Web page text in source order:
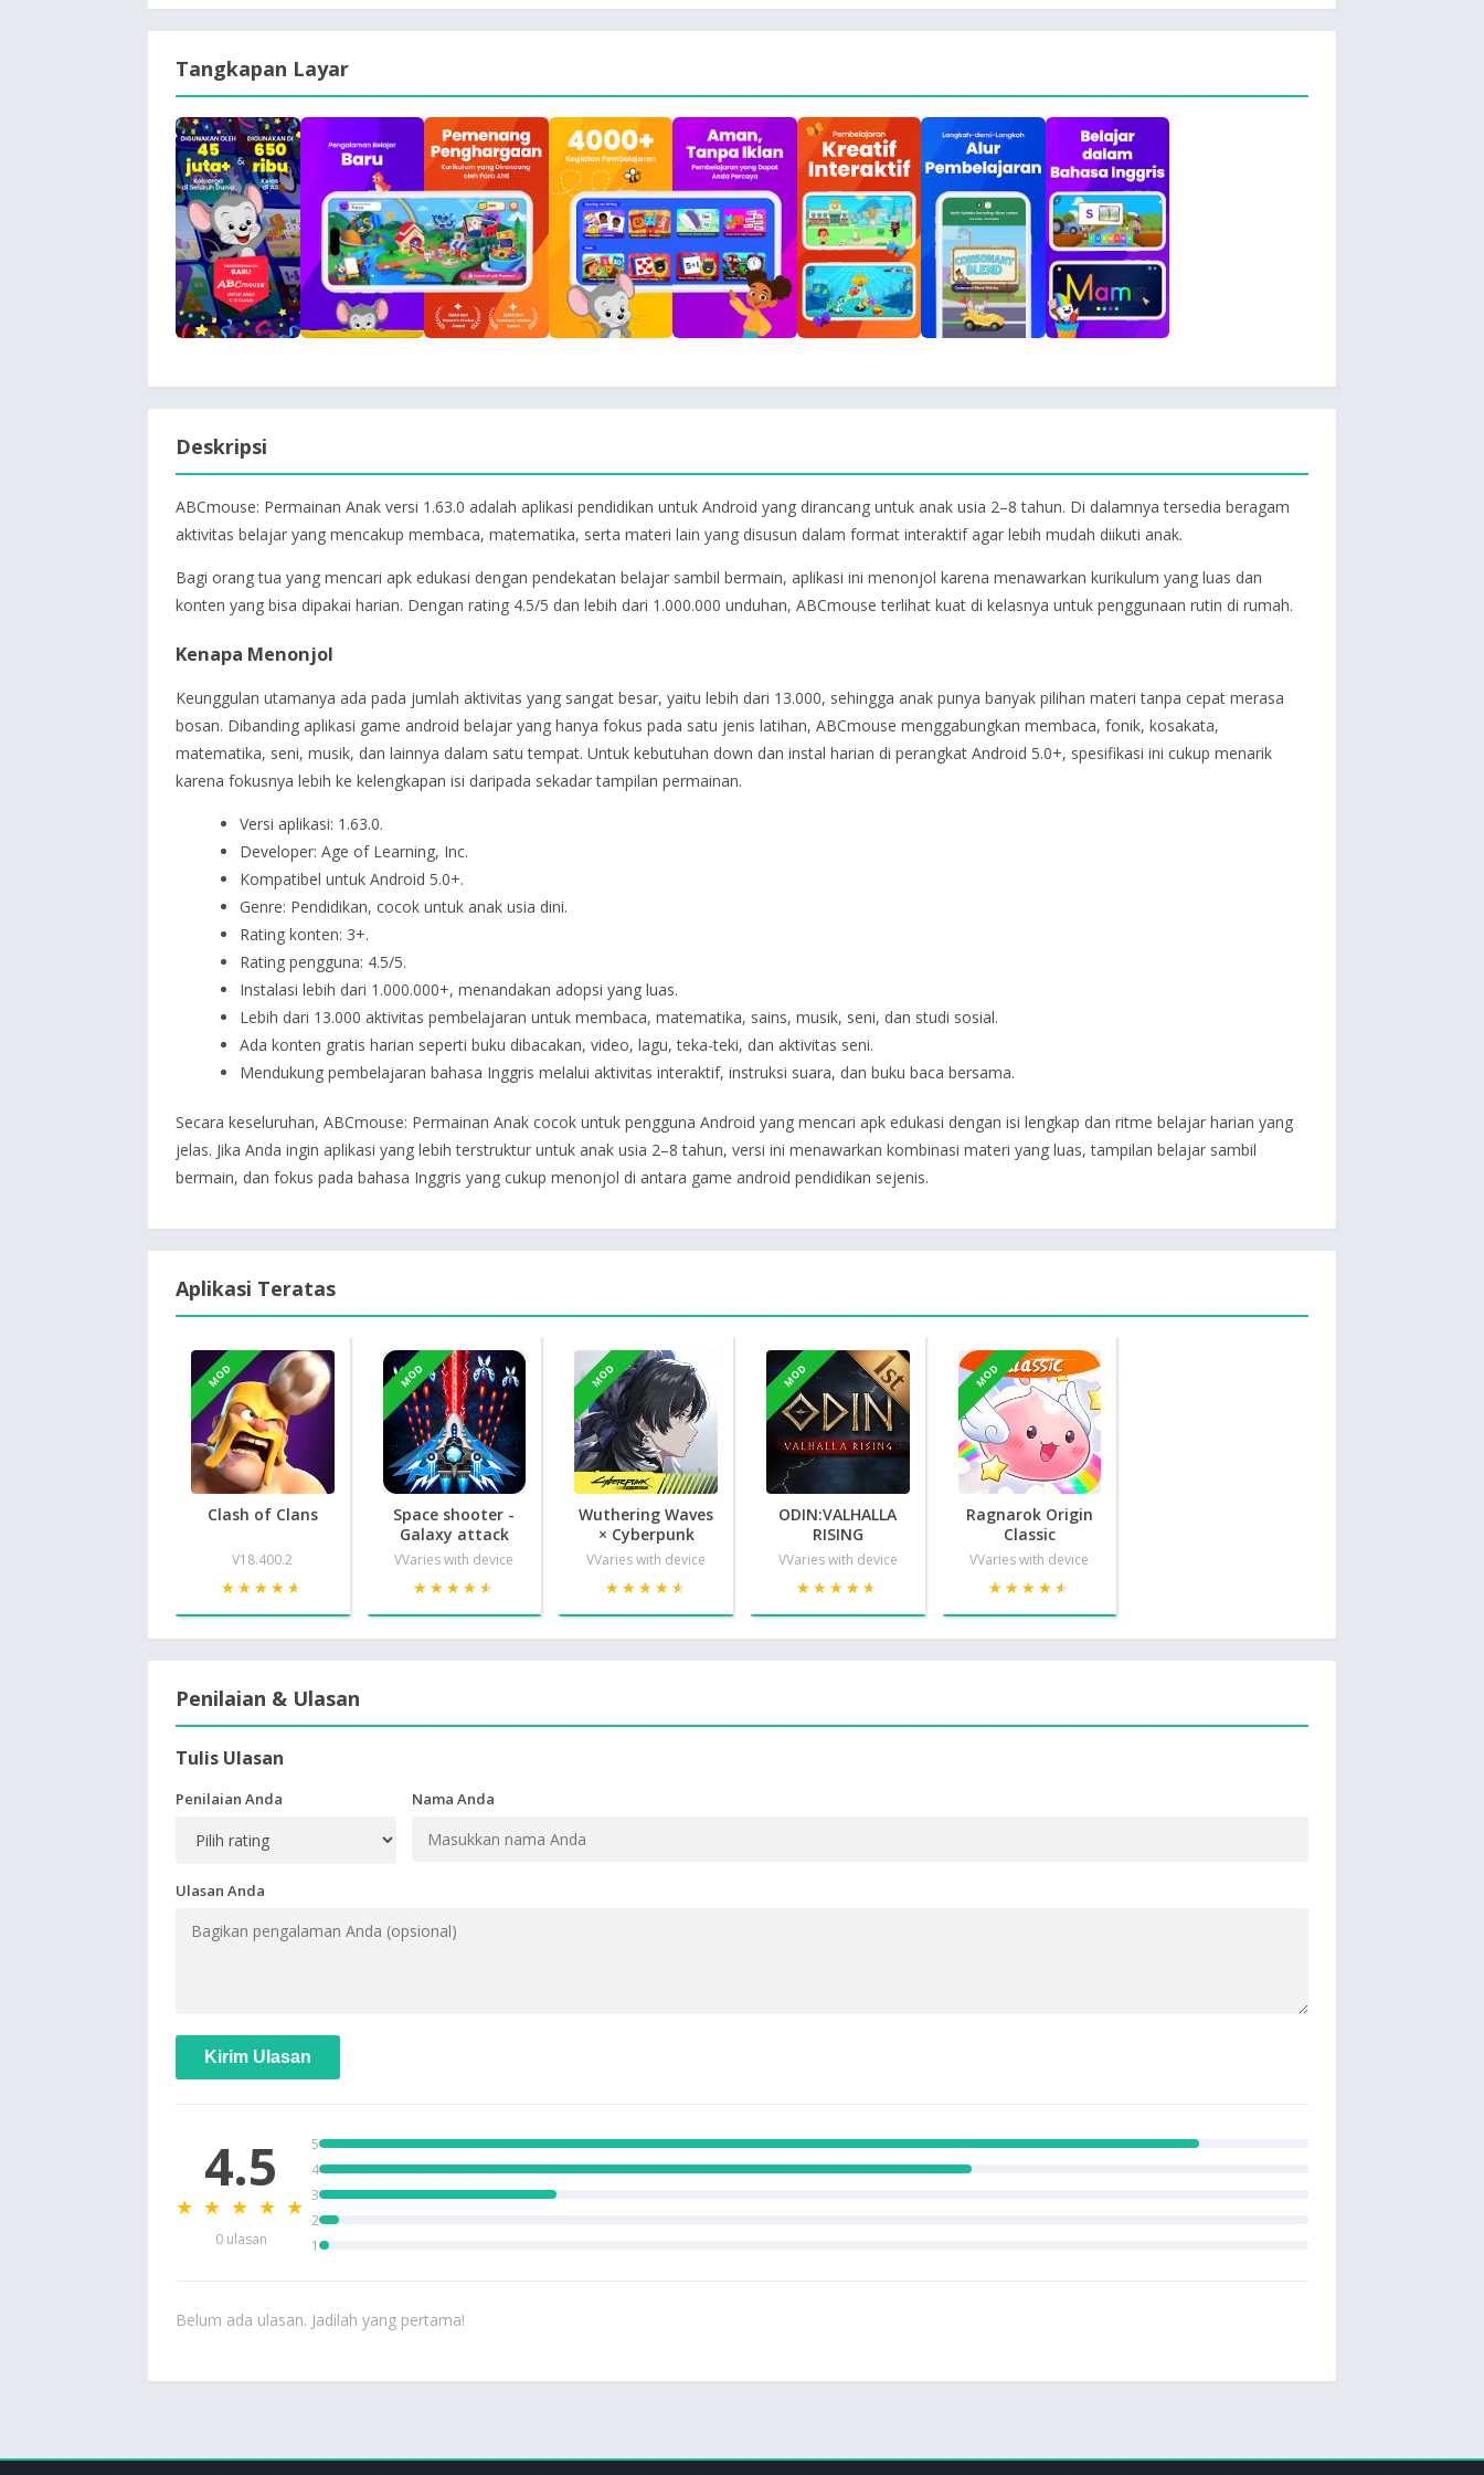
Tangkapan Layar
Deskripsi
ABCmouse: Permainan Anak versi 1.63.0 adalah aplikasi pendidikan untuk Android yang dirancang untuk anak usia 2–8 tahun. Di dalamnya tersedia beragam
aktivitas belajar yang mencakup membaca, matematika, serta materi lain yang disusun dalam format interaktif agar lebih mudah diikuti anak.
Bagi orang tua yang mencari apk edukasi dengan pendekatan belajar sambil bermain, aplikasi ini menonjol karena menawarkan kurikulum yang luas dan
konten yang bisa dipakai harian. Dengan rating 4.5/5 dan lebih dari 1.000.000 unduhan, ABCmouse terlihat kuat di kelasnya untuk penggunaan rutin di rumah.
Kenapa Menonjol
Keunggulan utamanya ada pada jumlah aktivitas yang sangat besar, yaitu lebih dari 13.000, sehingga anak punya banyak pilihan materi tanpa cepat merasa
bosan. Dibanding aplikasi game android belajar yang hanya fokus pada satu jenis latihan, ABCmouse menggabungkan membaca, fonik, kosakata,
matematika, seni, musik, dan lainnya dalam satu tempat. Untuk kebutuhan down dan instal harian di perangkat Android 5.0+, spesifikasi ini cukup menarik
karena fokusnya lebih ke kelengkapan isi daripada sekadar tampilan permainan.
Versi aplikasi: 1.63.0.
Developer: Age of Learning, Inc.
Kompatibel untuk Android 5.0+.
Genre: Pendidikan, cocok untuk anak usia dini.
Rating konten: 3+.
Rating pengguna: 4.5/5.
Instalasi lebih dari 1.000.000+, menandakan adopsi yang luas.
Lebih dari 13.000 aktivitas pembelajaran untuk membaca, matematika, sains, musik, seni, dan studi sosial.
Ada konten gratis harian seperti buku dibacakan, video, lagu, teka-teki, dan aktivitas seni.
Mendukung pembelajaran bahasa Inggris melalui aktivitas interaktif, instruksi suara, dan buku baca bersama.
Secara keseluruhan, ABCmouse: Permainan Anak cocok untuk pengguna Android yang mencari apk edukasi dengan isi lengkap dan ritme belajar harian yang
jelas. Jika Anda ingin aplikasi yang lebih terstruktur untuk anak usia 2–8 tahun, versi ini menawarkan kombinasi materi yang luas, tampilan belajar sambil
bermain, dan fokus pada bahasa Inggris yang cukup menonjol di antara game android pendidikan sejenis.
Aplikasi Teratas
MOD
Clash of Clans
V18.400.2
★★★★★
★★★★★
MOD
Space shooter -
Galaxy attack
VVaries with device
★★★★★
★★★★★
MOD
Wuthering Waves
× Cyberpunk
VVaries with device
★★★★★
★★★★★
MOD
ODIN:VALHALLA
RISING
VVaries with device
★★★★★
★★★★★
MOD
Ragnarok Origin
Classic
VVaries with device
★★★★★
★★★★★
Penilaian & Ulasan
Tulis Ulasan
Penilaian Anda Nama Anda
Ulasan Anda
Kirim Ulasan
4.5
★ ★ ★ ★ ★
0 ulasan
5
4
3
2
1
Belum ada ulasan. Jadilah yang pertama!